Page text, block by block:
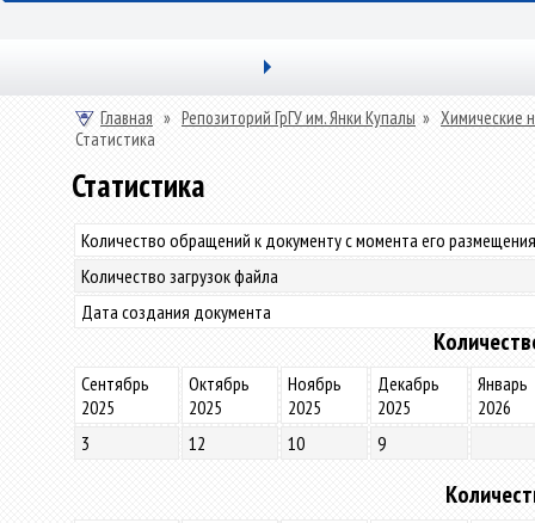
Главная » Репозиторий ГрГУ им. Янки Купалы » Химические
Статистика
Статистика
Количество обращений к документу с момента его
Количество загрузок файла
Дата создания документа
Сентябрь
2025
Октябрь
2025
Ноябрь
2025
Декабрь
2025
Январь
2026
3
12 10 9